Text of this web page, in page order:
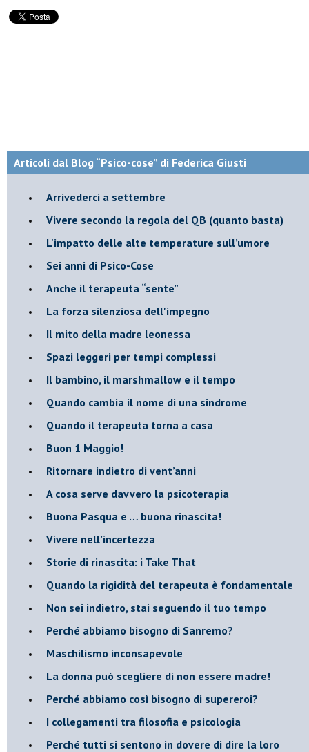
Articoli dal Blog “Psico-cose” di Federica Giusti
​Arrivederci a settembre
​Vivere secondo la regola del QB (quanto basta)
​L'impatto delle alte temperature sull’umore
Sei anni di Psico-Cose
​Anche il terapeuta “sente”
​La forza silenziosa dell'impegno
​Il mito della madre leonessa
Spazi leggeri per tempi complessi
Il bambino, il marshmallow e il tempo
​Quando cambia il nome di una sindrome
​Quando il terapeuta torna a casa
​Buon 1 Maggio!
Ritornare indietro di vent’anni
​A cosa serve davvero la psicoterapia
​Buona Pasqua e … buona rinascita!
​Vivere nell’incertezza
​Storie di rinascita: i Take That
​Quando la rigidità del terapeuta è fondamentale
​Non sei indietro, stai seguendo il tuo tempo
​Perché abbiamo bisogno di Sanremo?
​Maschilismo inconsapevole
​La donna può scegliere di non essere madre!
​Perché abbiamo così bisogno di supereroi?
​I collegamenti tra filosofia e psicologia
​Perché tutti si sentono in dovere di dire la loro